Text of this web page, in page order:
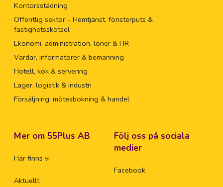
Kontorsstädning
Offentlig sektor – Hemtjänst, fönsterputs &
fastighetsskötsel
Ekonomi, administration, löner & HR
Värdar, informatörer & bemanning
Hotell, kök & servering
Lager, logistik & industri
Försäljning, mötesbokning & handel
Mer om 55Plus AB
Här finns vi
Aktuellt
Följ oss på sociala
medier
Facebook